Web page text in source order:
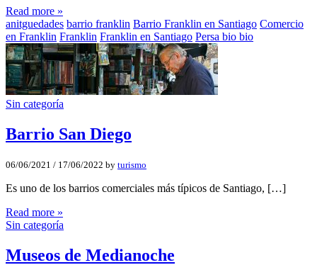
Read more »
anitguedades barrio franklin Barrio Franklin en Santiago Comercio
en Franklin Franklin Franklin en Santiago Persa bio bio
Sin categoría
Barrio San Diego
06/06/2021 / 17/06/2022 by turismo
Es uno de los barrios comerciales más típicos de Santiago, […]
Read more »
Sin categoría
Museos de Medianoche